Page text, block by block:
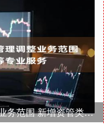
专业股票配资开户 泰康资产管理调整业务范围 新增资管类运营会计等专业服务